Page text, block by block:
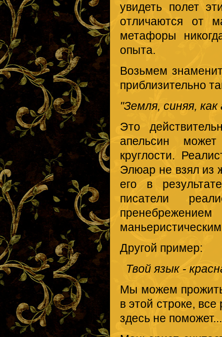
увидеть полет
отличаются от
метафоры
опыта.
Возьмем
приблизительно
"Земля, синяя, как
Это
апельсин
круглости.
Элюар не взял из
его в
писатели
Другой пример:
Твой язык -
Мы можем прожить
в этой строке,
здесь не поможет...